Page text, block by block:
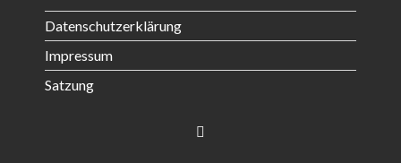
Datenschutzerklärung
Impressum
Satzung